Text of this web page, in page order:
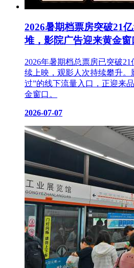
2026暑期档票房突破21
堆，影院广告迎来黄金窗
2026年暑期档总票房已突破
续上映，观影人次持续攀升。
过”的线下流量入口，正迎来
金窗口。
2026-07-07